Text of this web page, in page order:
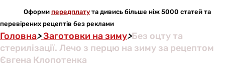
Оформи передплату та дивись більше ніж 5000 статей та
перевірених рецептів без реклами
Головна>Заготовки на зиму>Без оцту та
стерилізації. Лечо з перцю на зиму за рецептом
Євгена Клопотенка